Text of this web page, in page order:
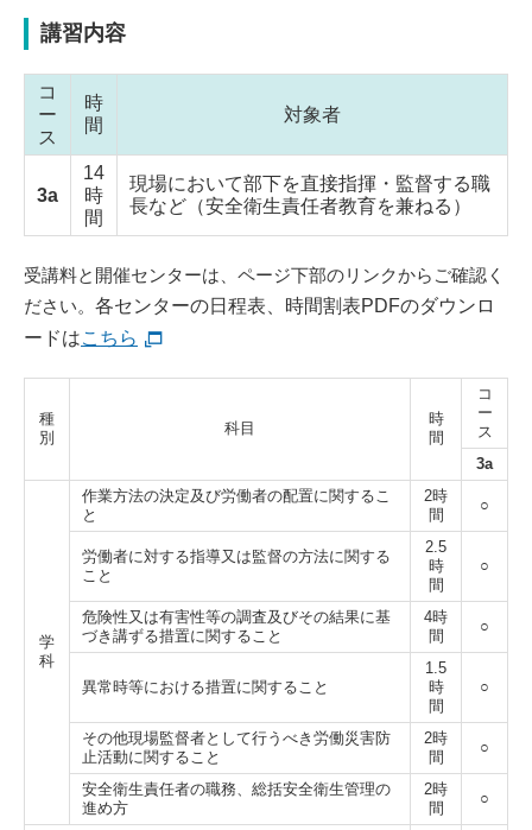
講習内容
コ
ー
ス
時
間
対象者
3a
14
時
間
現場において部下を直接指揮・監督する職
長など（安全衛生責任者教育を兼ねる）
受講料と開催センターは、ページ下部のリンクからご確認く
ださい。 各センターの日程表、時間割表PDFのダウンロ
ードはこちら
種
別
科目
時
間
コ
ー
ス
3a
学
科
作業方法の決定及び労働者の配置に関するこ
と
2時
間
○
労働者に対する指導又は監督の方法に関する
こと
2.5
時
間
○
危険性又は有害性等の調査及びその結果に基
づき講ずる措置に関すること
4時
間
○
異常時等における措置に関すること
1.5
時
間
○
その他現場監督者として行うべき労働災害防
止活動に関すること
2時
間
○
安全衛生責任者の職務、総括安全衛生管理の
進め方
2時
間
○